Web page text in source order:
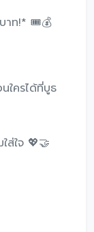
าท!* 🎟️💰
ใครได้ที่บูธ
ส่ใจ 💖🤝